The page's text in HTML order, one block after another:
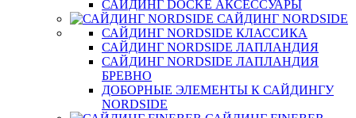
САЙДИНГ DOCKE АКСЕССУАРЫ
САЙДИНГ NORDSIDE
САЙДИНГ NORDSIDE КЛАССИКА
САЙДИНГ NORDSIDE ЛАПЛАНДИЯ
САЙДИНГ NORDSIDE ЛАПЛАНДИЯ
БРЕВНО
ДОБОРНЫЕ ЭЛЕМЕНТЫ К САЙДИНГУ
NORDSIDE